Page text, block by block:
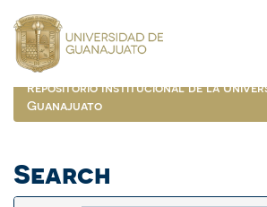
navigation
Repositorio Institucional de la
Guanajuato
Search